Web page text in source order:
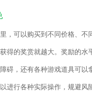
，可以购买到不同价格、不
得的奖赏就越大。奖励的水
碍，还有各种游戏道具可以
进行各种实际操作，规避风